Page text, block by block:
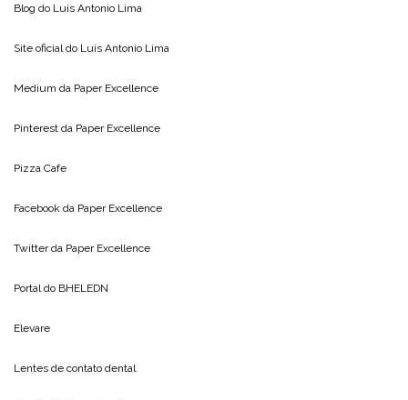
Blog do Luis Antonio Lima
Site oficial do Luis Antonio Lima
Medium da Paper Excellence
Pinterest da Paper Excellence
Pizza Cafe
Facebook da Paper Excellence
Twitter da Paper Excellence
Portal do BHELEDN
Elevare
Lentes de contato dental